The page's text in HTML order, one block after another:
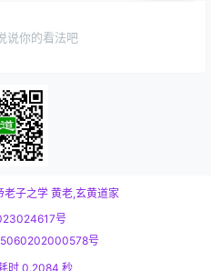
说你的看法吧
老子之学 黄老,玄黄道家
号
号
时 0.2084 秒